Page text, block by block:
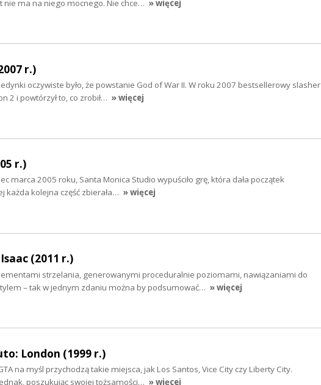
nie ma na niego mocnego. Nie chce… » więcej
r.)
oczywiste było, że powstanie God of War II. W roku 2007 bestsellerowy slasher
2 i powtórzył to, co zrobił… » więcej
r.)
marca 2005 roku, Santa Monica Studio wypuściło grę, która dała początek
każda kolejna część zbierała… » więcej
(2011 r.)
strzelania, generowanymi proceduralnie poziomami, nawiązaniami do
– tak w jednym zdaniu można by podsumować… » więcej
London (1999 r.)
na myśl przychodzą takie miejsca, jak Los Santos, Vice City czy Liberty City.
poszukując swojej tożsamości… » więcej